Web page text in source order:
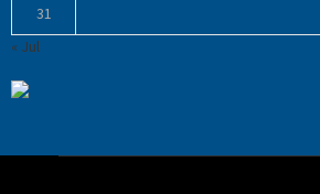
31
« Jul